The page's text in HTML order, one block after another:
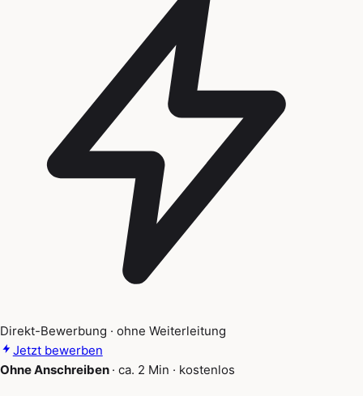
Direkt-Bewerbung · ohne Weiterleitung
Jetzt bewerben
Ohne Anschreiben · ca. 2 Min · kostenlos